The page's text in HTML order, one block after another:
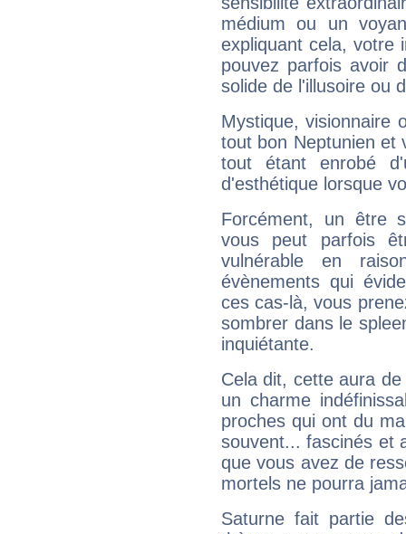
médium ou un
expliquant cela, votre
pouvez parfois avoir
solide de l'illusoire ou
Mystique, visionnaire
tout bon Neptunien et
tout étant enrobé
d'esthétique lorsque
Forcément, un être
vous peut parfois
vulnérable en
évènements qui
ces cas-là, vous
sombrer dans le
inquiétante.
Cela dit, cette aura
un charme
proches qui ont du
souvent... fascinés et
que vous avez de
mortels ne pourra
Saturne fait partie